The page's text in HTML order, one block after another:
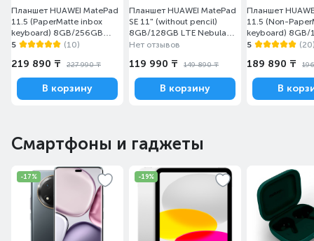
Планшет HUAWEI MatePad
11.5 (PaperMatte inbox
keyboard) 8GB/256GB
Grey Taoxingzhi-W09FK
5 (10)
219 890 ₸ 227 990 ₸
В корзину
Планшет HUAWEI MatePad
SE 11" (without pencil)
8GB/128GB LTE Nebula
Gray Agassi6R-L09D
Нет отзывов
119 990 ₸ 149 890 ₸
В корзину
Планшет
11.5 (Non-
keyboard) 8GB/
Grey
5
189 890 ₸
В
Смартфоны и гаджеты
-17% -19%